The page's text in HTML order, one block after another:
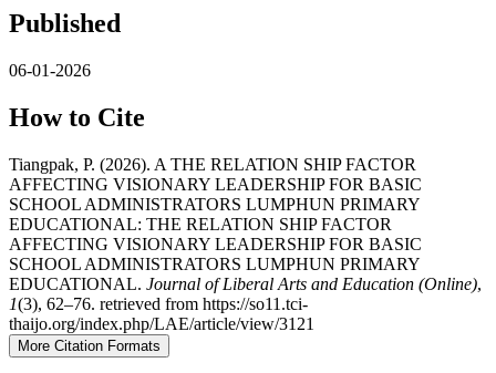
Published
06-01-2026
How to Cite
Tiangpak, P. (2026). A THE RELATION SHIP FACTOR
AFFECTING VISIONARY LEADERSHIP FOR BASIC
SCHOOL ADMINISTRATORS LUMPHUN PRIMARY
EDUCATIONAL: THE RELATION SHIP FACTOR
AFFECTING VISIONARY LEADERSHIP FOR BASIC
SCHOOL ADMINISTRATORS LUMPHUN PRIMARY
EDUCATIONAL. Journal of Liberal Arts and Education (Online),
1(3), 62–76. retrieved from https://so11.tci-
thaijo.org/index.php/LAE/article/view/3121
More Citation Formats